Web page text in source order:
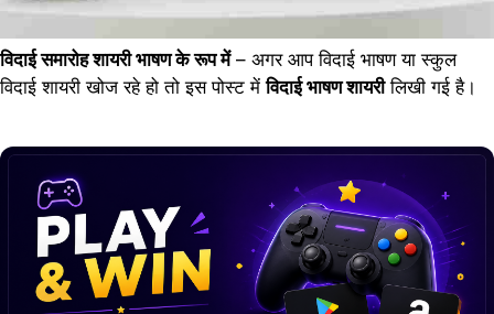
विदाई समारोह शायरी भाषण के रूप में– अगर आप विदाई भाषण या स्कुल
विदाई शायरी खोज रहे हो तो इस पोस्ट मेंविदाई भाषण शायरीलिखी गई है।